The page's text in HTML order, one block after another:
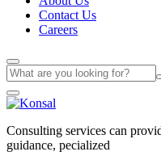
Contact Us
Careers
Consulting services can
guidance, pecialized